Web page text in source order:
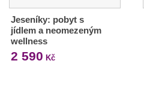
Jeseníky: pobyt s
jídlem a neomezeným
wellness
2 590 Kč